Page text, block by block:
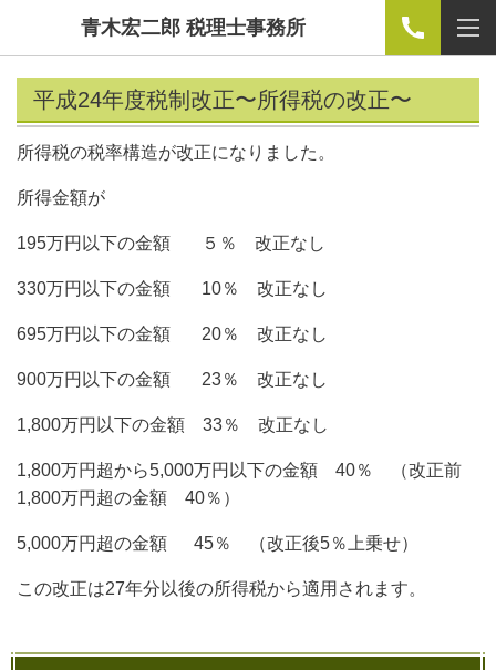
青木宏二郎 税理士事務所
平成24年度税制改正〜所得税の改正〜
所得税の税率構造が改正になりました。
所得金額が
195万円以下の金額 ５％ 改正なし
330万円以下の金額 10％ 改正なし
695万円以下の金額 20％ 改正なし
900万円以下の金額 23％ 改正なし
1,800万円以下の金額 33％ 改正なし
1,800万円超から5,000万円以下の金額 40％ （改正前
1,800万円超の金額 40％）
5,000万円超の金額 45％ （改正後5％上乗せ）
この改正は27年分以後の所得税から適用されます。